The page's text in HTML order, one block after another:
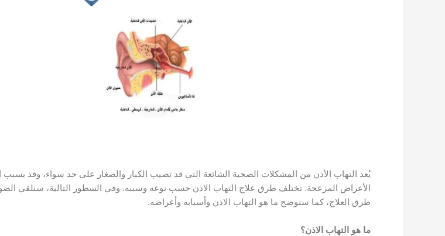
يُعد التهاب الأذن من المشكلات الصحية الشائعة التي قد تصيب الكبار والصغار على حد سواء، وقد يسبب
الأعراض المزعجة. تختلف طرق علاج التهاب الاذن حسب نوعه وسببه. وفي السطور التالية، سنلقي
طرق العلاج، كما سنوضح ما هو التهاب الاذن وأسبابه وأعراضه.
ما هو التهاب الاذن؟